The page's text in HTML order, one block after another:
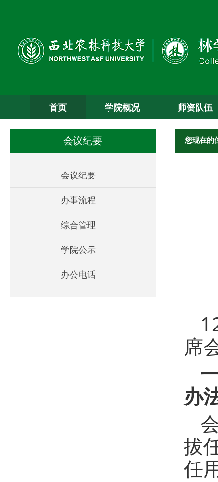
首页 学院概况 师资队伍
会议纪要
会议纪要
办事流程
综合管理
学院公示
办公电话
您现在的
席
办
拔
任